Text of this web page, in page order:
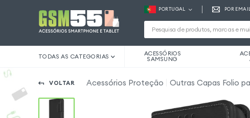
PORTUGAL POR
TODAS AS CATEGORIAS ACESSÓRIOS
SAMSUNG
VOLTAR Acessórios Proteção Outras Capas Folio